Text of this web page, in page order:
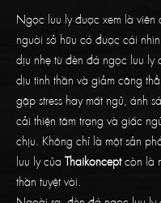
Ngọc lưu ly được xem là viên
người sở hữu có được cái
dịu nhẹ từ đèn đá ngọc lưu
dịu tinh thần và giảm căng
gặp stress hay mất ngủ, ánh
cải thiện tâm trạng và giấc
chịu. Không chỉ là một sản
lưu ly của Thaikonceptcòn là
thần tuyệt vời.